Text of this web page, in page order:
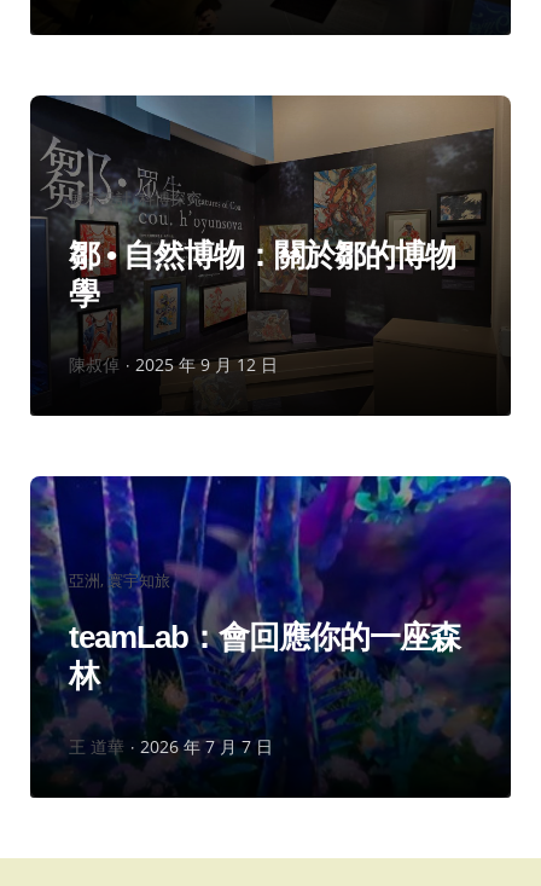
分
類：
展示設計 科博探究
鄒 • 自然博物：關於鄒的博物
學
作
陳叔倬 2025 年 9 月 12 日
分
類：
亞洲 寰宇知旅
teamLab：會回應你的一座森
林
作
王 道華 2026 年 7 月 7 日